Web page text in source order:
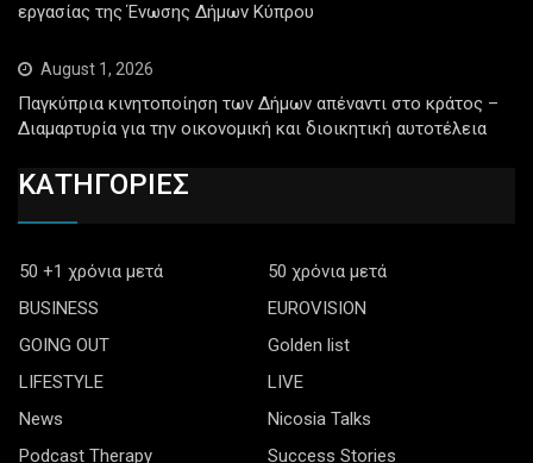
εργασίας της Ένωσης Δήμων Κύπρου
August 1, 2026
Παγκύπρια κινητοποίηση των Δήμων απέναντι στο κράτος –
Διαμαρτυρία για την οικονομική και διοικητική αυτοτέλεια
ΚΑΤΗΓΟΡΙΕΣ
50 +1 χρόνια μετά
50 χρόνια μετά
BUSINESS
EUROVISION
GOING OUT
Golden list
LIFESTYLE
LIVE
News
Nicosia Talks
Podcast Therapy
Success Stories